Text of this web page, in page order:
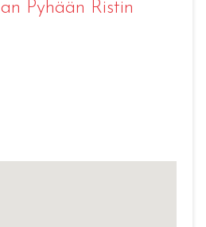
Pyhään Ristin